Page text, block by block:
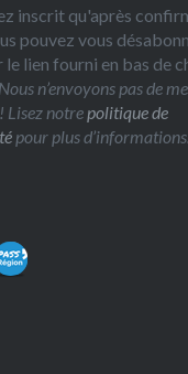
inscrit qu'après
pouvez vous
lien fourni en bas de
Nous n’envoyons pas de
Lisez notrepolitique de
pour plus d’informations.